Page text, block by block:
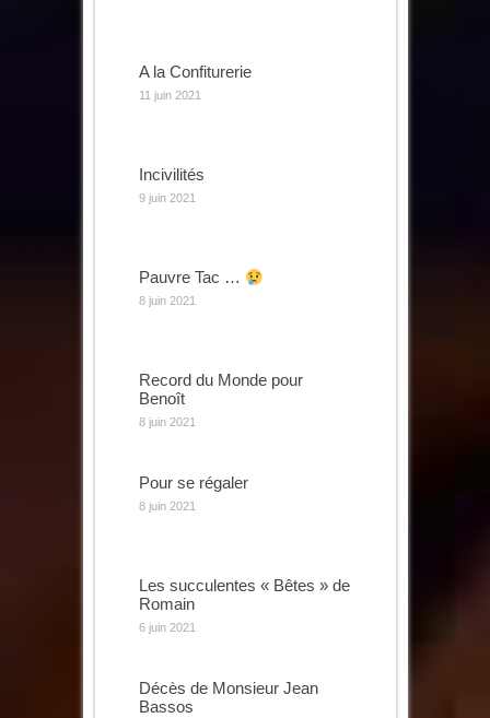
A la Confiturerie
11 juin 2021
Incivilités
9 juin 2021
Pauvre Tac …
8 juin 2021
Record du Monde pour
Benoît
8 juin 2021
Pour se régaler
8 juin 2021
Les succulentes « Bêtes » de
Romain
6 juin 2021
Décès de Monsieur Jean
Bassos